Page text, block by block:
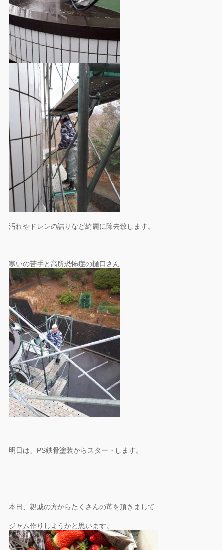
汚れやドレンの詰りなど綺麗に除去致します。
寒いの苦手と高所恐怖症の樋口さん
明日は、PS鉄骨塗装からスタートします。
本日、親戚の方からたくさんの苺を頂きまして
ジャム作りしようかと思います。